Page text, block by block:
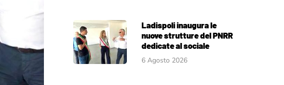
Ladispoli inaugura le
nuove strutture del PNRR
dedicate al sociale
6 Agosto 2026